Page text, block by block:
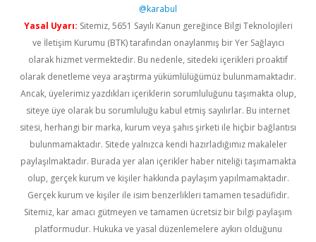
@karabul
Yasal Uyarı: Sitemiz, 5651 Sayılı Kanun gereğince Bilgi Teknolojileri
ve İletişim Kurumu (BTK) tarafından onaylanmış bir Yer Sağlayıcı
olarak hizmet vermektedir. Bu nedenle, sitedeki içerikleri proaktif
olarak denetleme veya araştırma yükümlülüğümüz bulunmamaktadır.
Ancak, üyelerimiz yazdıkları içeriklerin sorumluluğunu taşımakta olup,
siteye üye olarak bu sorumluluğu kabul etmiş sayılırlar. Bu internet
sitesi, herhangi bir marka, kurum veya şahıs şirketi ile hiçbir bağlantısı
bulunmamaktadır. Sitede yalnızca kendi hazırladığımız makaleler
paylaşılmaktadır. Burada yer alan içerikler haber niteliği taşımamakta
olup, gerçek kurum ve kişiler hakkında paylaşım yapılmamaktadır.
Gerçek kurum ve kişiler ile isim benzerlikleri tamamen tesadüfidir.
Sitemiz, kar amacı gütmeyen ve tamamen ücretsiz bir bilgi paylaşım
platformudur. Hukuka ve yasal düzenlemelere aykırı olduğunu